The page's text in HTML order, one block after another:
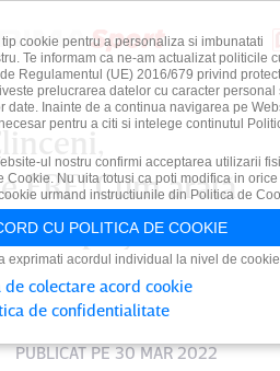
FRF! Cum arată
play-out-
PUBLICAT PE 30 MAR 2022
cookie pentru a personaliza si imbunatati
Te informam ca ne-am actualizat politicile
Regulamentul (UE) 2016/679 privind
prelucrarea datelor cu caracter personal
date. Inainte de a continua navigarea pe
pentru a citi si intelege continutul
ul nostru confirmi acceptarea utilizarii
Cookie. Nu uita totusi ca poti modifica in orice
urmand instructiunile din Politica de
CU POLITICA DE COOKIE
exprimati acordul individual la nivel de
de colectare acord cookie
de confidentialitate